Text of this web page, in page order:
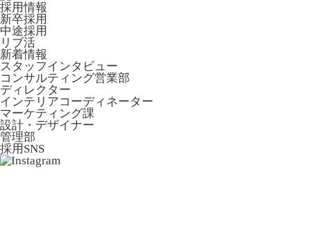
採用情報
新卒採用
中途採用
リブ活
新着情報
スタッフインタビュー
コンサルティング営業部
ディレクター
インテリアコーディネーター
マーケティング課
設計・デザイナー
管理部
採用SNS